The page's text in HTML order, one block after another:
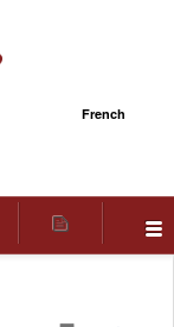
French